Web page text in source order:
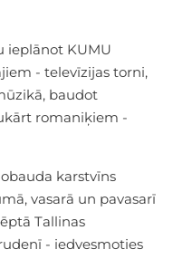
ieplānot KUMU
- televīzijas torni,
baudot
romaniķiem -
karstvīns
vasarā un pavasarī
Tallinas
- iedvesmoties